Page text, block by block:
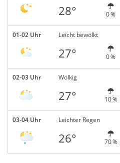
28° 0 %
01-02 Uhr Leicht bewölkt
27° 0 %
02-03 Uhr Wolkig
27° 10 %
03-04 Uhr Leichter Regen
26° 70 %